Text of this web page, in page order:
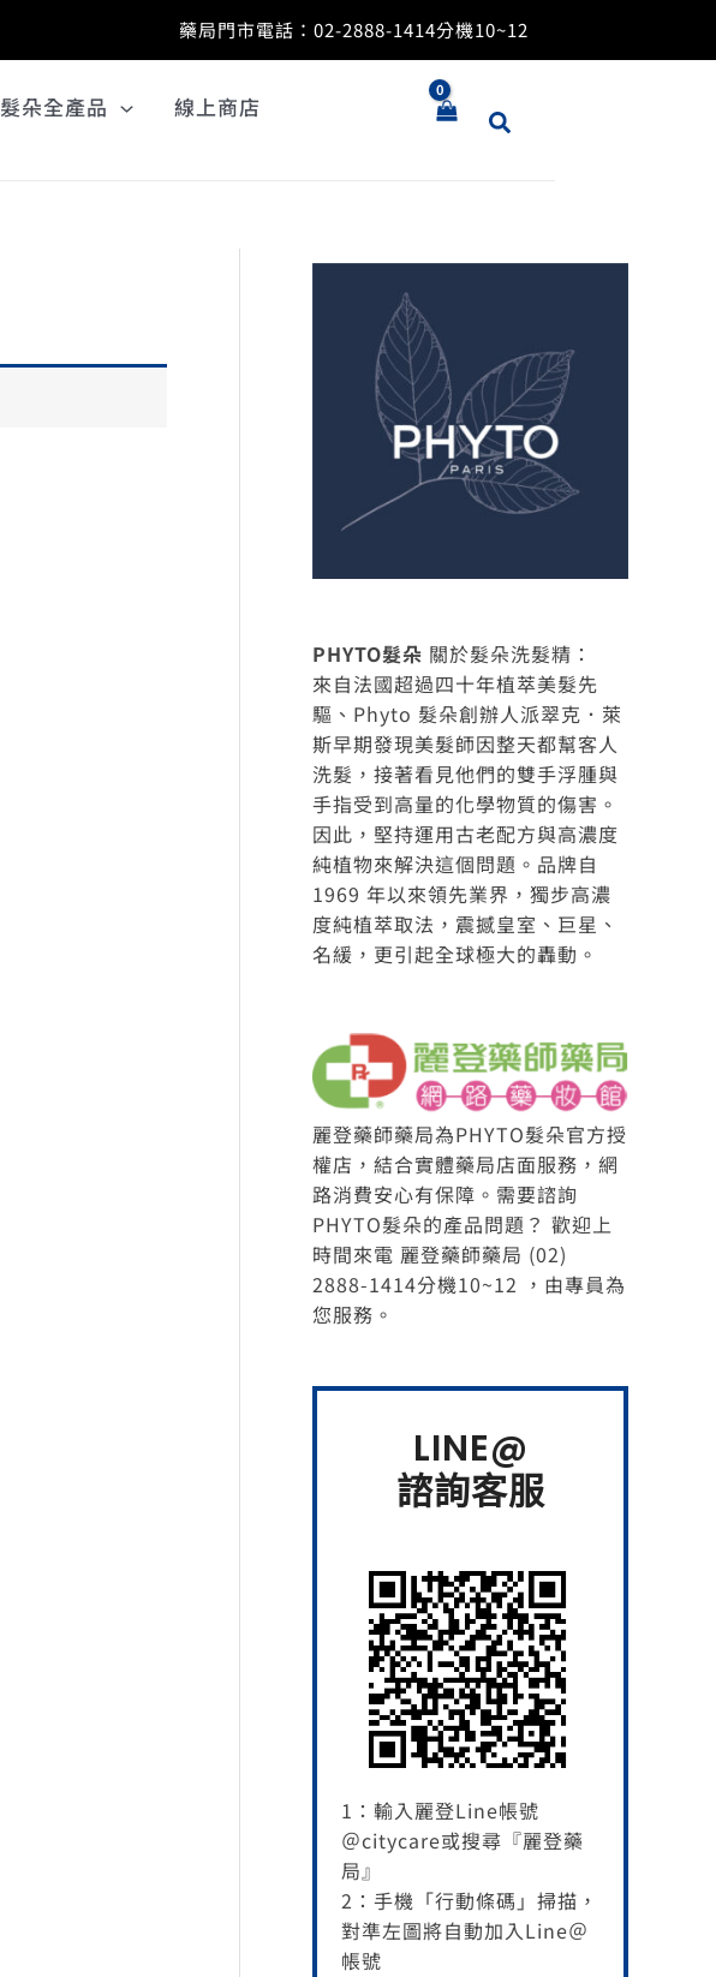
藥局門市電話：02-2888-1414分機10~12
髮朵全產品
線上商店
PHYTO髮朵 關於髮朵洗髮精：
來自法國超過四十年植萃美髮先
驅、Phyto 髮朵創辦人派翠克．萊
斯早期發現美髮師因整天都幫客人
洗髮，接著看見他們的雙手浮腫與
手指受到高量的化學物質的傷害。
因此，堅持運用古老配方與高濃度
純植物來解決這個問題。品牌自
1969 年以來領先業界，獨步高濃
度純植萃取法，震撼皇室、巨星、
名緩，更引起全球極大的轟動。
麗登藥師藥局為PHYTO髮朵官方授
權店，結合實體藥局店面服務，網
路消費安心有保障。需要諮詢
PHYTO髮朵的產品問題？ 歡迎上
時間來電 麗登藥師藥局 (02)
2888-1414分機10~12 ，由專員為
您服務。
LINE@
諮詢客服
1：輸入麗登Line帳號
＠citycare或搜尋『麗登藥
局』
2：手機「行動條碼」掃描，
對準左圖將自動加入Line＠
帳號
尋
關